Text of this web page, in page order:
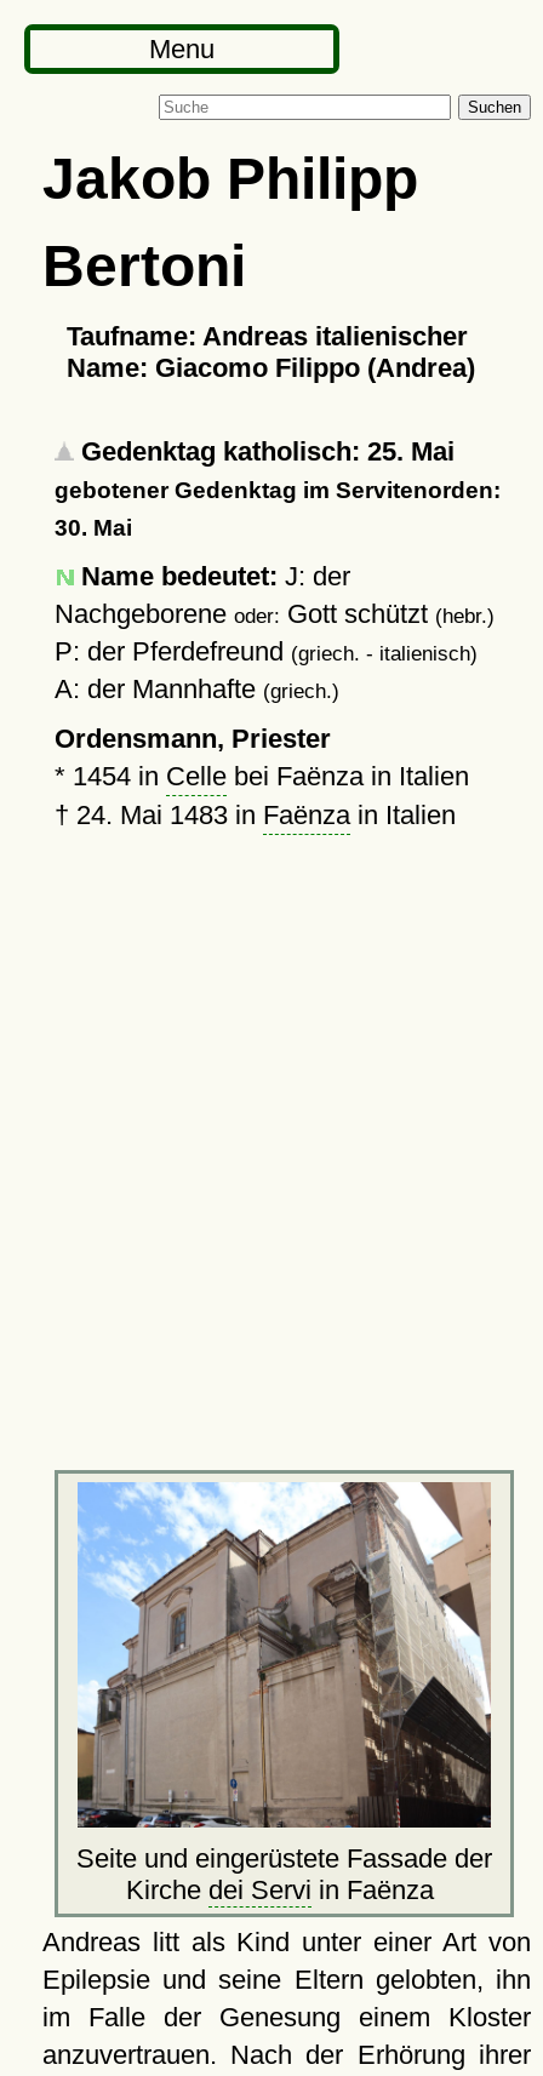
Menu
Suchen
Jakob Philipp
Bertoni
Taufname: Andreas italienischer
Name: Giacomo Filippo (Andrea)
Gedenktag katholisch: 25. Mai
gebotener Gedenktag im Servitenorden:
30. Mai
Name bedeutet: J: der
Nachgeborene oder: Gott schützt (hebr.)
P: der Pferdefreund (griech. - italienisch)
A: der Mannhafte (griech.)
Ordensmann, Priester
* 1454in Cellebei Faënza in Italien
† 24. Mai 1483in Faënzain Italien
Seite und eingerüstete Fassade der
Kirche dei Servi in Faënza
Andreas litt als Kind unter einer Art von
Epilepsie und seine Eltern gelobten, ihn
im Falle der Genesung einem Kloster
anzuvertrauen. Nach der Erhörung ihrer